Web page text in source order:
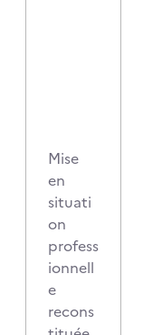
Mise
en
situati
on
profess
ionnell
e
recons